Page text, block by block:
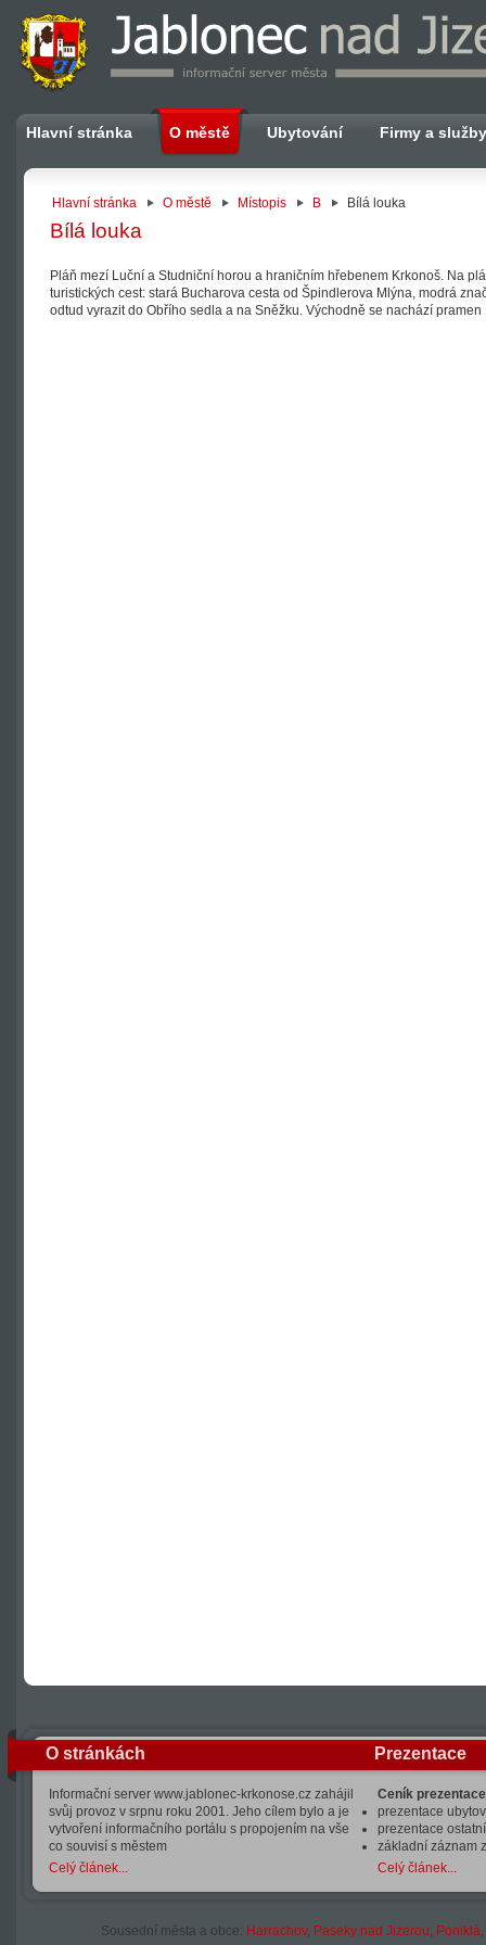
Hlavní stránka O městě Ubytování Firmy a služby
Hlavní stránka O městě Místopis B Bílá louka
Bílá louka
Pláň mezí Luční a Studniční horou a hraničním hřebenem Krkonoš. Na
turistických cest: stará Bucharova cesta od Špindlerova Mlýna, modrá
odtud vyrazit do Obřího sedla a na Sněžku. Východně se nachází
O stránkách
Informační server www.jablonec-krkonose.cz zahájil
svůj provoz v srpnu roku 2001. Jeho cílem bylo a je
vytvoření informačního portálu s propojením na vše
co souvisí s městem
Celý článek...
Prezentace
Ceník
prezentace
prezentace
základní záznam
Celý článek...
Sousední města a obce: Harrachov, Paseky nad Jizerou, Poniklá,